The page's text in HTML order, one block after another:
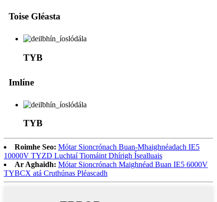
Toise Gléasta
TYB
Imlíne
TYB
Roimhe Seo: Mótar Sioncrónach Buan-Mhaighnéadach IE5
10000V TYZD Luchtaí Tiomáint Dhírigh Ísealluais
Ar Aghaidh: Mótar Sioncrónach Maighnéad Buan IE5 6000V
TYBCX atá Cruthúnas Pléascadh